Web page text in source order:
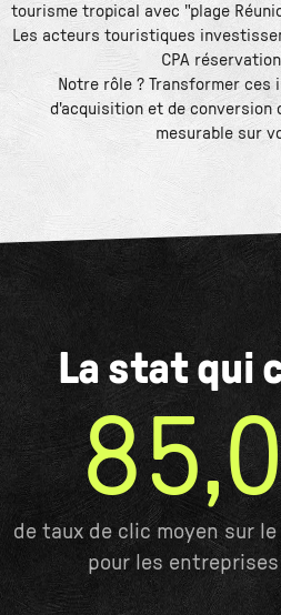
tourisme tropical avec "plage
Les acteurs touristiques
CPA
Notre rôle ? Transformer
d'acquisition et de conversion
mesurable sur
La stat qui
de taux de clic moyen sur le
pour les entreprises